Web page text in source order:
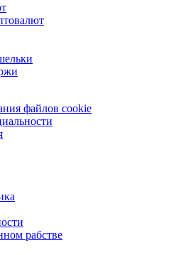
файлов cookie
рабстве